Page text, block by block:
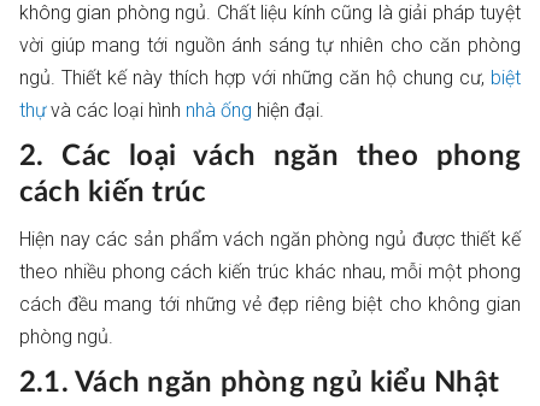
không gian phòng ngủ. Chất liệu kính cũng là giải pháp tuyệt
vời giúp mang tới nguồn ánh sáng tự nhiên cho căn phòng
ngủ. Thiết kế này thích hợp với những căn hộ chung cư, biệt
thựvà các loại hình nhà ống hiện đại.
2. Các loại vách ngăn theo phong
cách kiến trúc
Hiện nay các sản phẩm vách ngăn phòng ngủ được thiết kế
theo nhiều phong cách kiến trúc khác nhau, mỗi một phong
cách đều mang tới những vẻ đẹp riêng biệt cho không gian
phòng ngủ.
2.1. Vách ngăn phòng ngủ kiểu Nhật